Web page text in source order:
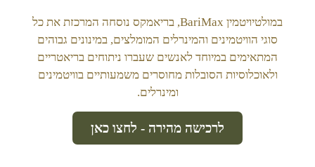
במולטיויטמין BariMax, בריאמקס נוסחה המרכזת את כל
סוגי הוויטמינים והמינרלים המומלצים, במינונים גבוהים
המתאימים במיוחד לאנשים שעברו ניתוחים בריאטריים
ולאוכלוסיות הסובלות מחוסרים משמעותיים בוויטמינים
ומינרלים.
לרכישה מהירה - לחצו כאן